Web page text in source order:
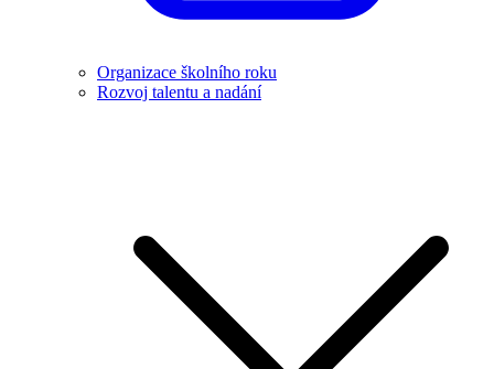
Organizace školního roku
Rozvoj talentu a nadání